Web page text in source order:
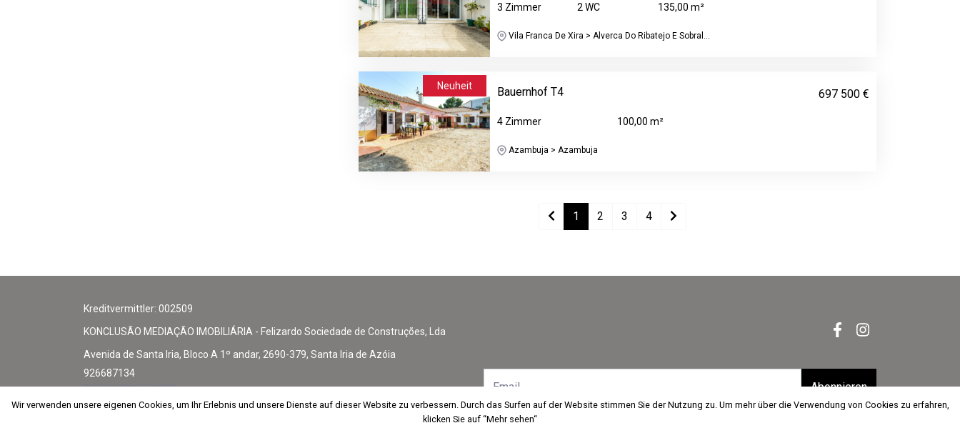
Wir verwenden unsere eigenen Cookies, um Ihr Erlebnis und unsere Dienste auf dieser Website zu verbessern. Durch das Surfen auf der Website stimmen Sie der Nutzung zu. Um mehr über die Verwendung von Cookies zu erfahren,
klicken Sie auf “Mehr sehen“
3 Zimmer 2 WC 135,00 m²
Vila Franca De Xira > Alverca Do Ribatejo E Sobral...
Neuheit Bauernhof T4 697 500 €
4 Zimmer 100,00 m²
Azambuja > Azambuja
1 2 3 4
Kreditvermittler: 002509
KONCLUSÃO MEDIAÇÃO IMOBILIÁRIA - Felizardo Sociedade de Construções, Lda
Avenida de Santa Iria, Bloco A 1º andar, 2690-379, Santa Iria de Azóia
926687134
Anruf ins nationale Festnetz
219560707
Abonnieren
Wir verwenden unsere eigenen Cookies, um Ihr Erlebnis und unsere Dienste auf dieser Website zu verbessern. Durch das Surfen auf der Website stimmen Sie der Nutzung zu. Um mehr über die Verwendung von Cookies zu erfahren,
klicken Sie auf “Mehr sehen“